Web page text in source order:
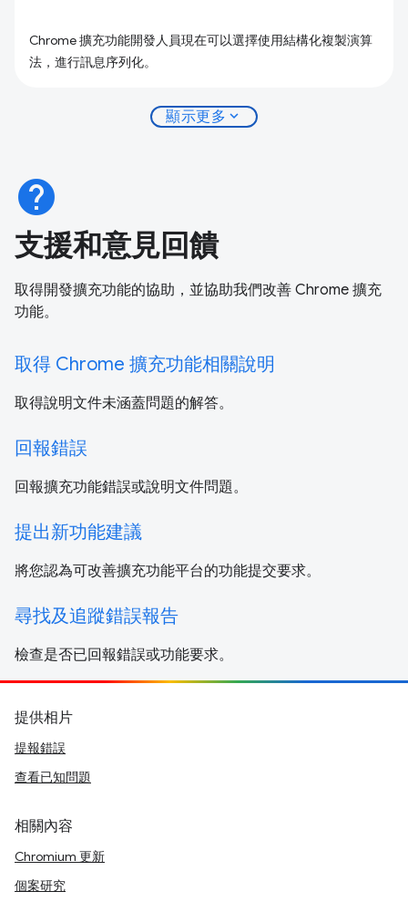
Chrome 擴充功能開發人員現在可以選擇使用結構化複製演算
法，進行訊息序列化。
顯示更多 expand_more
help
支援和意見回饋
取得開發擴充功能的協助，並協助我們改善 Chrome 擴充
功能。
取得 Chrome 擴充功能相關說明
取得說明文件未涵蓋問題的解答。
回報錯誤
回報擴充功能錯誤或說明文件問題。
提出新功能建議
將您認為可改善擴充功能平台的功能提交要求。
尋找及追蹤錯誤報告
檢查是否已回報錯誤或功能要求。
提供相片
提報錯誤
查看已知問題
相關內容
Chromium 更新
個案研究